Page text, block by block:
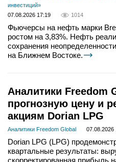
инвестиций»
07.08.2026 17:19
1014
Фьючерсы на нефть марки
ростом на 3,83%. Нефть
сохранения
на Ближнем Востоке.
Аналитики Freedom
прогнозную цену и
акциям Dorian LPG
Аналитики Freedom Global 07.08.2026
Dorian LPG (LPG)
квартальные результаты: